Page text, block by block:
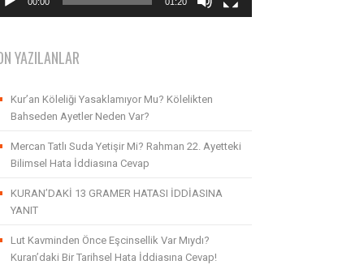
YAZILANLAR
Kur’an Köleliği Yasaklamıyor Mu? Kölelikten
Bahseden Ayetler Neden Var?
Mercan Tatlı Suda Yetişir Mi? Rahman 22. Ayetteki
Bilimsel Hata İddiasına Cevap
KURAN’DAKİ 13 GRAMER HATASI İDDİASINA
YANIT
Lut Kavminden Önce Eşcinsellik Var Mıydı?
Kuran’daki Bir Tarihsel Hata İddiasına Cevap!